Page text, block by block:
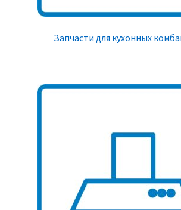
Запчасти для кухонных